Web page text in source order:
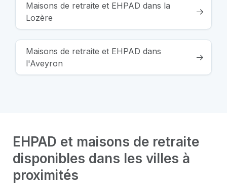
Maisons de retraite et EHPAD dans la
Lozère
Maisons de retraite et EHPAD dans
l'Aveyron
EHPAD et maisons de retraite
disponibles dans les villes à
proximités